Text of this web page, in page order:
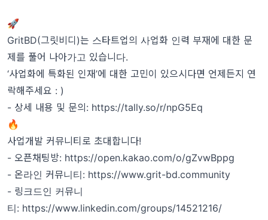
🚀
GritBD(그릿비디)는 스타트업의 사업화 인력 부재에 대한 문
제를 풀어 나아가고 있습니다.
‘사업화에 특화된 인재’에 대한 고민이 있으시다면 언제든지 연
락해주세요 : )
- 상세 내용 및 문의: https://tally.so/r/npG5Eq
🔥
사업개발 커뮤니티로 초대합니다!
- 오픈채팅방: https://open.kakao.com/o/gZvwBppg
- 온라인 커뮤니티: https://www.grit-bd.community
- 링크드인 커뮤니
티: https://www.linkedin.com/groups/14521216/